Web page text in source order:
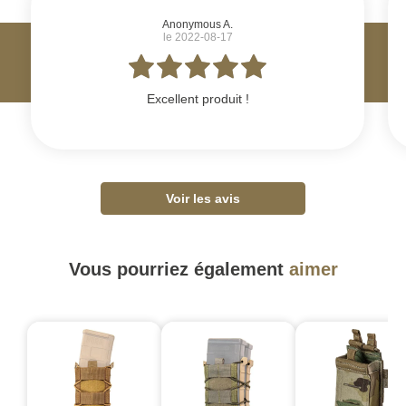
Anonymous A.
le 2022-08-17
Excellent produit !
Voir les avis
Vous pourriez également aimer